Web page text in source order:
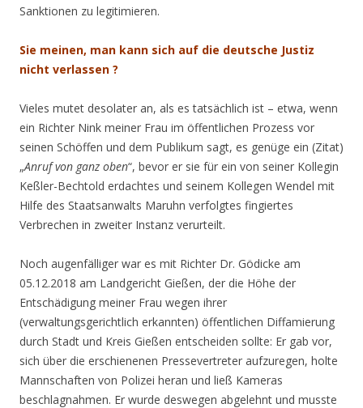
Sanktionen zu legitimieren.
Sie meinen, man kann sich auf die deutsche Justiz
nicht verlassen ?
Vieles mutet desolater an, als es tatsächlich ist – etwa, wenn
ein Richter Nink meiner Frau im öffentlichen Prozess vor
seinen Schöffen und dem Publikum sagt, es genüge ein (Zitat)
„Anruf von ganz oben“, bevor er sie für ein von seiner Kollegin
Keßler-Bechtold erdachtes und seinem Kollegen Wendel mit
Hilfe des Staatsanwalts Maruhn verfolgtes fingiertes
Verbrechen in zweiter Instanz verurteilt.
Noch augenfälliger war es mit Richter Dr. Gödicke am
05.12.2018 am Landgericht Gießen, der die Höhe der
Entschädigung meiner Frau wegen ihrer
(verwaltungsgerichtlich erkannten) öffentlichen Diffamierung
durch Stadt und Kreis Gießen entscheiden sollte: Er gab vor,
sich über die erschienenen Pressevertreter aufzuregen, holte
Mannschaften von Polizei heran und ließ Kameras
beschlagnahmen. Er wurde deswegen abgelehnt und musste